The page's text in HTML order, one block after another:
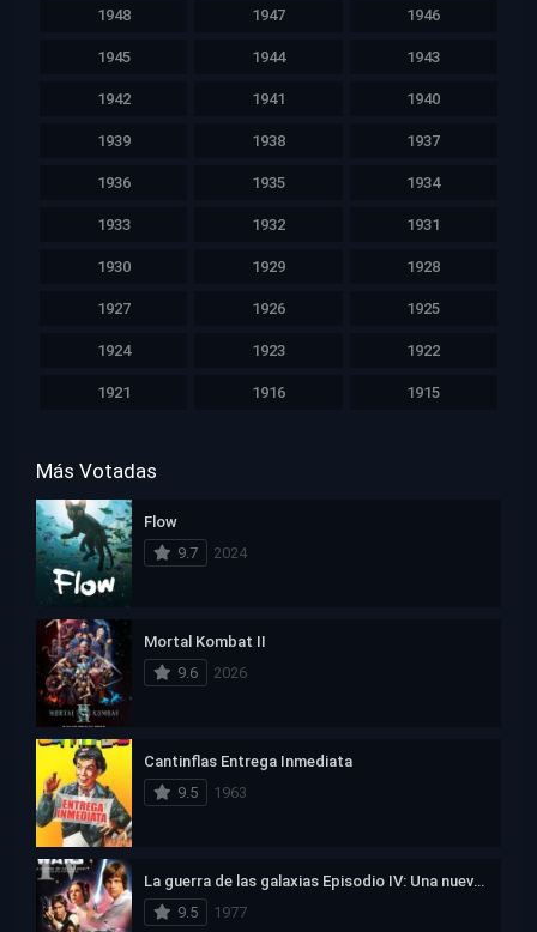
1948 1947 1946
1945 1944 1943
1942 1941 1940
1939 1938 1937
1936 1935 1934
1933 1932 1931
1930 1929 1928
1927 1926 1925
1924 1923 1922
1921 1916 1915
Más Votadas
Flow
9.7
2024
Mortal Kombat II
9.6
2026
Cantinflas Entrega Inmediata
9.5
1963
La guerra de las galaxias Episodio IV: Una nueva esperanza
9.5
1977